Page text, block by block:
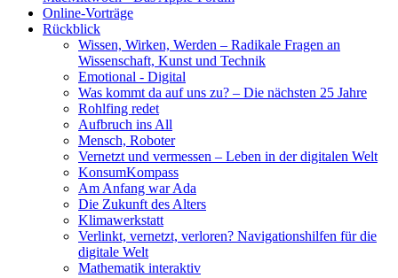
Online-Vorträge
Rückblick
Wissen, Wirken, Werden – Radikale Fragen an
Wissenschaft, Kunst und Technik
Emotional - Digital
Was kommt da auf uns zu? – Die nächsten 25 Jahre
Rohlfing redet
Aufbruch ins All
Mensch, Roboter
Vernetzt und vermessen – Leben in der digitalen Welt
KonsumKompass
Am Anfang war Ada
Die Zukunft des Alters
Klimawerkstatt
Verlinkt, vernetzt, verloren? Navigationshilfen für die
digitale Welt
Mathematik interaktiv